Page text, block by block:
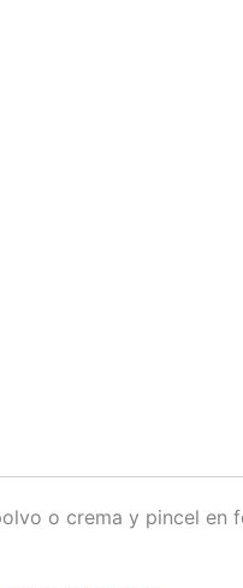
o crema y pincel